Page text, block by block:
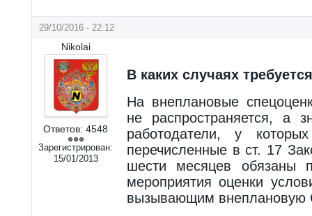
29/10/2016 - 22:12
Nikolai
Ответов: 4548
Зарегистрирован:
15/01/2013
В каких случаях
На внеплановые
не распространяется, а
работодатели, у
перечисленные в ст. 17
шести месяцев обязаны
мероприятия оценки
вызывающим внеплановую